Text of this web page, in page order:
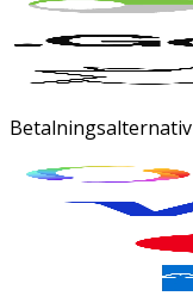
Betalningsalternativ